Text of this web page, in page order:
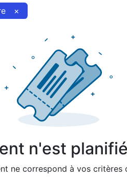
×
n'est
ne correspond à vos critères